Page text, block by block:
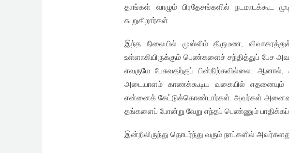
தாங்கள் வாழும் பிரதேசங்களில் நடமாடக்கூட
கூறுகிறார்கள்.
இந்த நிலையில் முஸ்லிம் திருமண,
உள்ளாகியிருக்கும் பெண்களைச் சந்தித்துப் பேச
எவருமே பேசுவதற்குப் பின்நிற்கவில்லை.
அடையாளம் காணக்கூடிய வகையில் எதனையும்
என்னைக் கேட்டுக்கொண்டார்கள். அவர்கள்
தங்களைப் போன்று வேறு எந்தப் பெண்ணும்
இன்றிலிருந்து தொடர்ந்து வரும் நாட்களில்